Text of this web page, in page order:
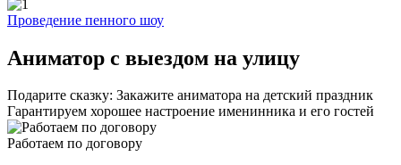
Проведение пенного шоу
Аниматор с выездом на улицу
Подарите сказку: Закажите аниматора на детский праздник
Гарантируем хорошее настроение именинника и его гостей
Работаем по договору